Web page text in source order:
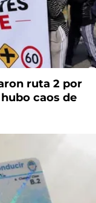
ruta 2 por
caos de